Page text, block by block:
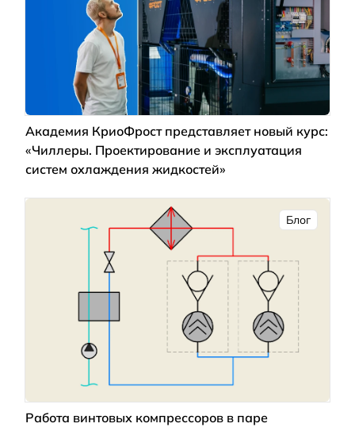
Академия КриоФрост представляет новый курс:
«Чиллеры. Проектирование и эксплуатация
систем охлаждения жидкостей»
Блог
Работа винтовых компрессоров в паре